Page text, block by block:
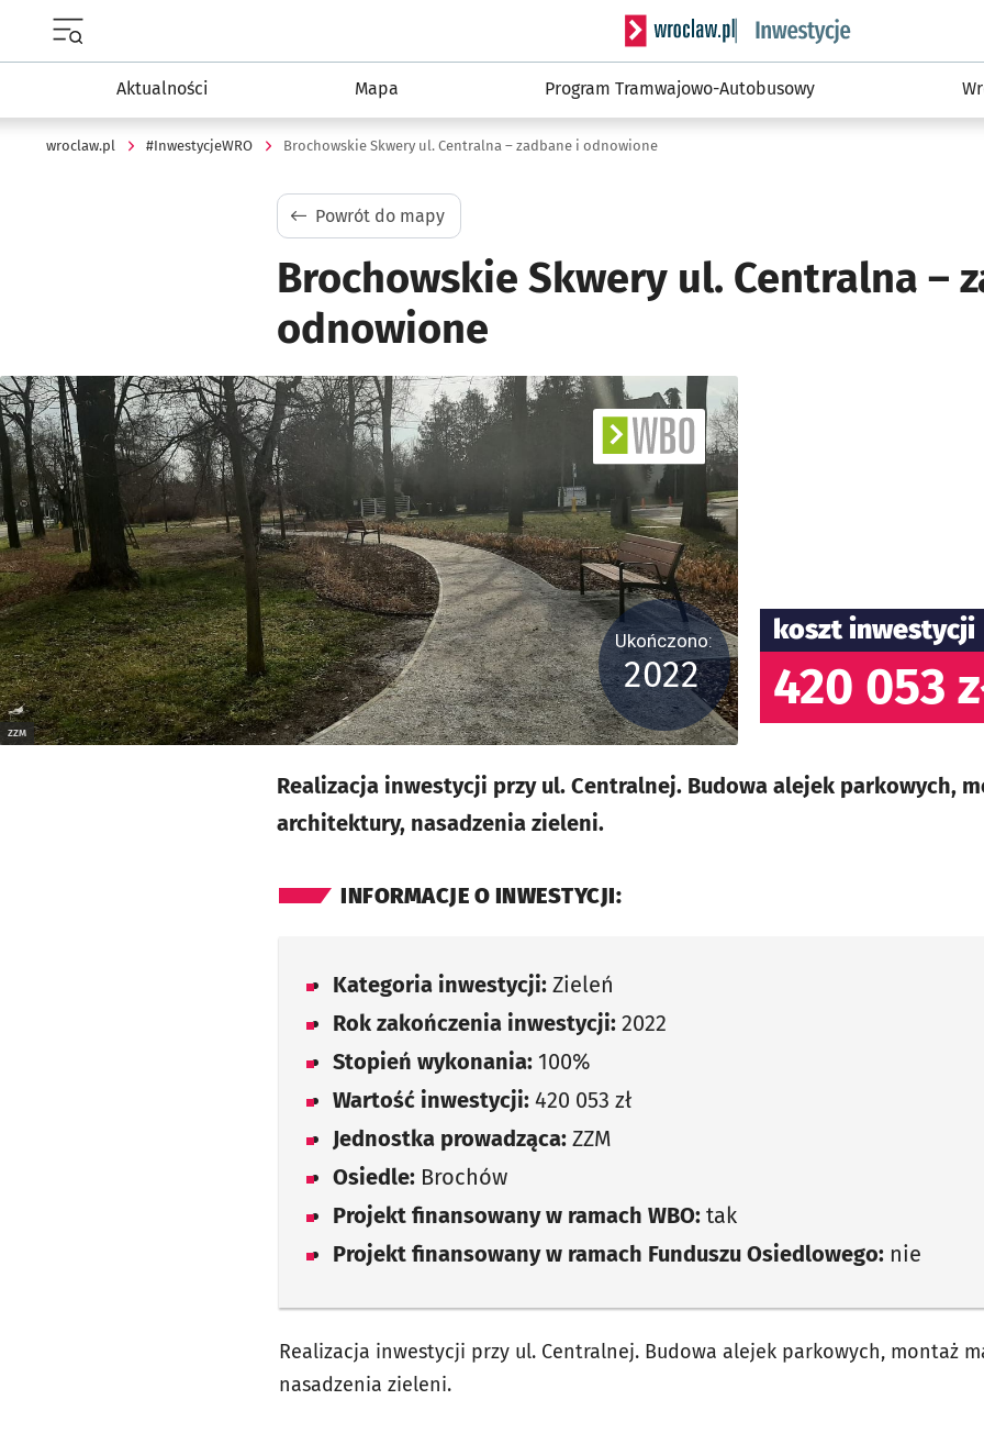
Serwis informacyjny wroclaw.pl podserwis:
Aktualności Mapa Program Tramwajowo-Autobusowy
wroclaw.pl #InwestycjeWRO Brochowskie Skwery ul. Centralna – zadbane i odnowione
Powrót do mapy
Brochowskie Skwery ul. Centralna –
odnowione
ZZM
Ukończono:
2022
koszt inwestycji
420 053
Realizacja inwestycji przy ul. Centralnej. Budowa alejek parkowych,
architektury, nasadzenia zieleni.
INFORMACJE O INWESTYCJI:
Kategoria inwestycji: Zieleń
Rok zakończenia inwestycji: 2022
Stopień wykonania: 100%
Wartość inwestycji: 420 053 zł
Jednostka prowadząca: ZZM
Osiedle: Brochów
Projekt finansowany w ramach WBO: tak
Projekt finansowany w ramach Funduszu Osiedlowego: nie
Realizacja inwestycji przy ul. Centralnej. Budowa alejek parkowych, montaż
nasadzenia zieleni.